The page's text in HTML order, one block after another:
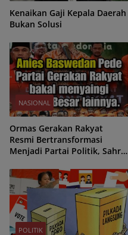
Kenaikan Gaji Kepala Daerah
Bukan Solusi
NASIONAL
Ormas Gerakan Rakyat
Resmi Bertransformasi
Menjadi Partai Politik, Sahrin
POLITIK